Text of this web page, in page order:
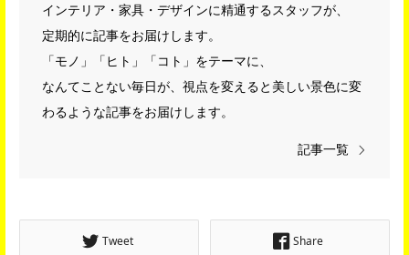
インテリア・家具・デザインに精通するスタッフが、
定期的に記事をお届けします。
「モノ」「ヒト」「コト」をテーマに、
なんてことない毎日が、視点を変えると美しい景色に変
わるような記事をお届けします。
記事一覧
Tweet Share